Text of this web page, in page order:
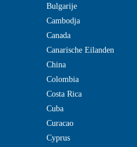
Bulgarije
Cambodja
Canada
Canarische Eilanden
China
Colombia
Costa Rica
Cuba
Curacao
Cyprus